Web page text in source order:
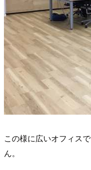
この様に広いオフィス
ん。